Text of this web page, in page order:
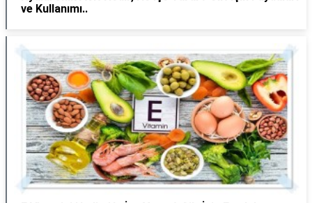
ve Kullanımı..